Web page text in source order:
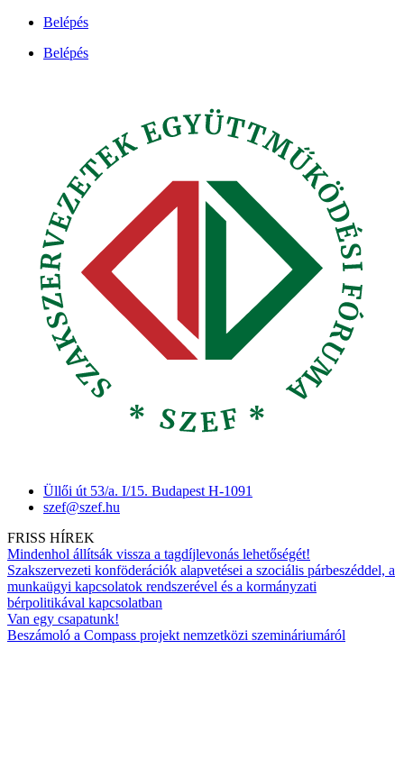
Ugrás
tartalomhoz
Belépés
Belépés
Üllői út 53/a. I/15. Budapest H-1091
szef@szef.hu
FRISS HÍREK
Mindenhol állítsák vissza a tagdíjlevonás lehetőségét!
Szakszervezeti konföderációk alapvetései a szociális párbeszéddel, a
munkaügyi kapcsolatok rendszerével és a kormányzati
bérpolitikával kapcsolatban
Van egy csapatunk!
Beszámoló a Compass projekt nemzetközi szemináriumáról